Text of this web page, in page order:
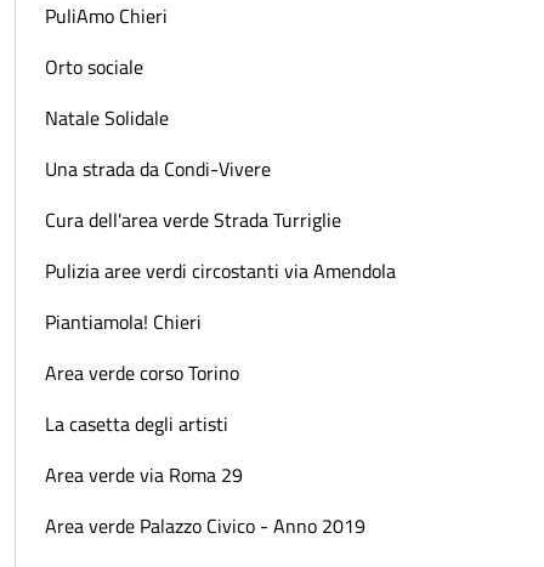
PuliAmo Chieri
Orto sociale
Natale Solidale
Una strada da Condi-Vivere
Cura dell'area verde Strada Turriglie
Pulizia aree verdi circostanti via Amendola
Piantiamola! Chieri
Area verde corso Torino
La casetta degli artisti
Area verde via Roma 29
Area verde Palazzo Civico - Anno 2019